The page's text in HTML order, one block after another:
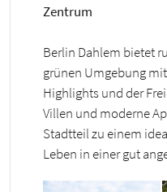
Zentrum
Berlin Dahlem bietet
grünen Umgebung
Highlights und der
Villen und moderne
Stadtteil zu einem
Leben in einer gut